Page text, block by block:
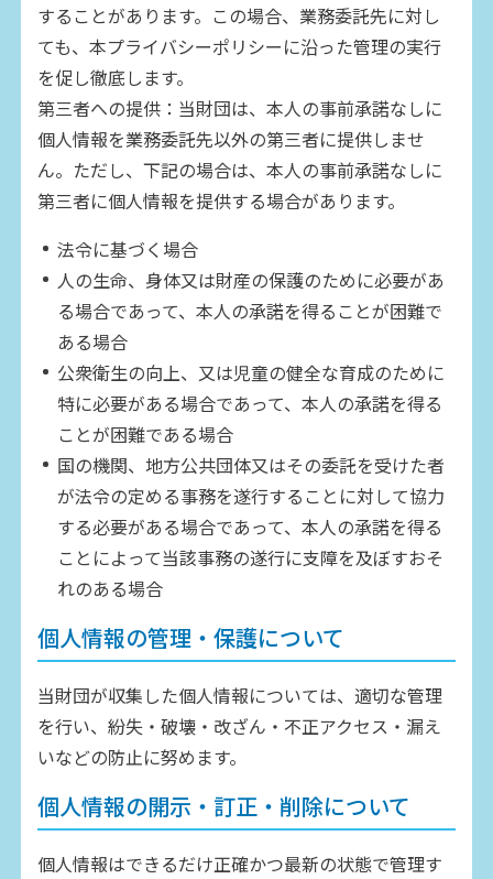
することがあります。この場合、業務委託先に対し
ても、本プライバシーポリシーに沿った管理の実行
を促し徹底します。
第三者への提供：当財団は、本人の事前承諾なしに
個人情報を業務委託先以外の第三者に提供しませ
ん。ただし、下記の場合は、本人の事前承諾なしに
第三者に個人情報を提供する場合があります。
法令に基づく場合
人の生命、身体又は財産の保護のために必要があ
る場合であって、本人の承諾を得ることが困難で
ある場合
公衆衛生の向上、又は児童の健全な育成のために
特に必要がある場合であって、本人の承諾を得る
ことが困難である場合
国の機関、地方公共団体又はその委託を受けた者
が法令の定める事務を遂行することに対して協力
する必要がある場合であって、本人の承諾を得る
ことによって当該事務の遂行に支障を及ぼすおそ
れのある場合
個人情報の管理・保護について
当財団が収集した個人情報については、適切な管理
を行い、紛失・破壊・改ざん・不正アクセス・漏え
いなどの防止に努めます。
個人情報の開示・訂正・削除について
個人情報はできるだけ正確かつ最新の状態で管理す